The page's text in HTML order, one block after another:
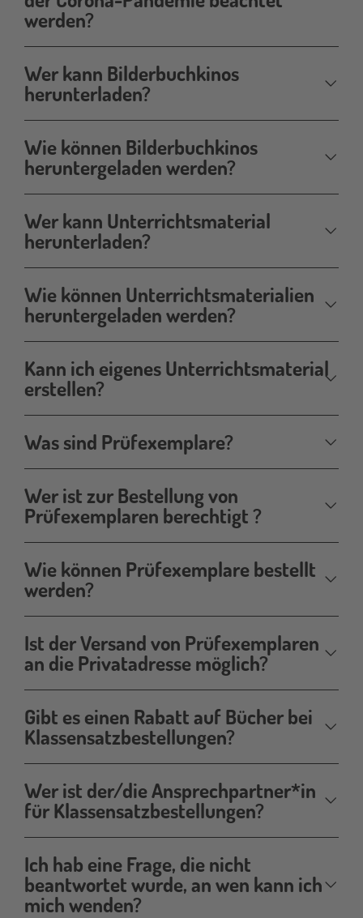
werden?
Wer kann Bilderbuchkinos
herunterladen?
Wie können Bilderbuchkinos
heruntergeladen werden?
Wer kann Unterrichtsmaterial
herunterladen?
Wie können Unterrichtsmaterialien
heruntergeladen werden?
Kann ich eigenes Unterrichtsmaterial
erstellen?
Was sind Prüfexemplare?
Wer ist zur Bestellung von
Prüfexemplaren berechtigt ?
Wie können Prüfexemplare bestellt
werden?
Ist der Versand von Prüfexemplaren
an die Privatadresse möglich?
Gibt es einen Rabatt auf Bücher bei
Klassensatzbestellungen?
Wer ist der/die Ansprechpartner*in
für Klassensatzbestellungen?
Ich hab eine Frage, die nicht
beantwortet wurde, an wen kann ich
mich wenden?